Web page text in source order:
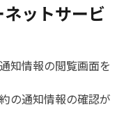
ットサービ
知情報の閲覧画面を
の通知情報の確認が